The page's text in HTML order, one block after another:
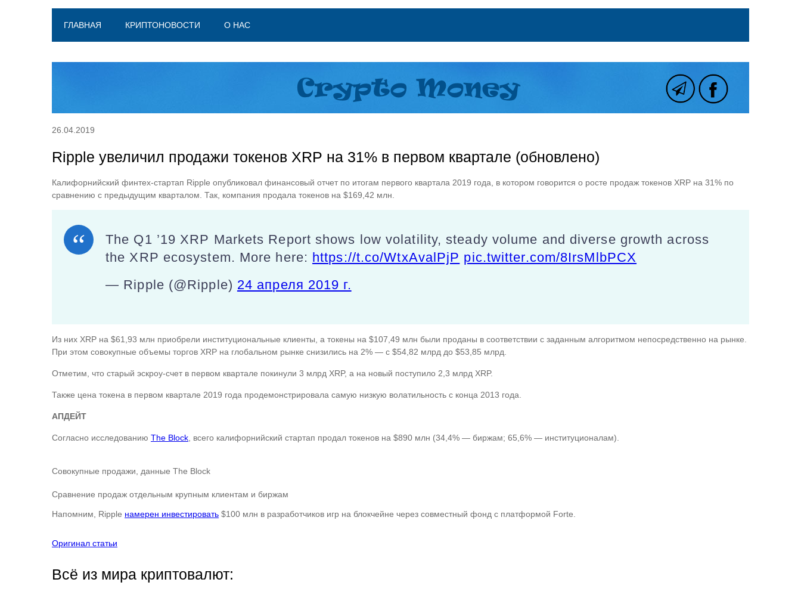
ГЛАВНАЯ КРИПТОНОВОСТИ О НАС
26.04.2019
Ripple увеличил продажи токенов XRP на 31% в первом квартале (обновлено)
Калифорнийский финтех-стартап Ripple опубликовал финансовый отчет по итогам первого квартала 2019 года, в котором говорится о росте продаж токенов XRP на 31% по
сравнению с предыдущим кварталом. Так, компания продала токенов на $169,42 млн.
The Q1 ’19 XRP Markets Report shows low volatility, steady volume and diverse growth across
the XRP ecosystem. More here: https://t.co/WtxAvalPjP pic.twitter.com/8IrsMlbPCX
— Ripple (@Ripple) 24 апреля 2019 г.
Из них XRP на $61,93 млн приобрели институциональные клиенты, а токены на $107,49 млн были проданы в соответствии с заданным алгоритмом непосредственно на рынке.
При этом совокупные объемы торгов XRP на глобальном рынке снизились на 2% — с $54,82 млрд до $53,85 млрд.
Отметим, что старый эскроу-счет в первом квартале покинули 3 млрд XRP, а на новый поступило 2,3 млрд XRP.
Также цена токена в первом квартале 2019 года продемонстрировала самую низкую волатильность с конца 2013 года.
АПДЕЙТ
Согласно исследованию The Block , всего калифорнийский стартап продал токенов на $890 млн (34,4% — биржам; 65,6% — институционалам).
Совокупные продажи, данные The Block
Сравнение продаж отдельным крупным клиентам и биржам
Напомним, Ripple намерен инвестировать $100 млн в разработчиков игр на блокчейне через совместный фонд с платформой Forte.
Оригинал статьи
Всё из мира криптовалют: